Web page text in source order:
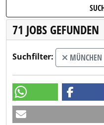
71 JOBS GEFUNDEN
Suchfilter: MÜNCHEN